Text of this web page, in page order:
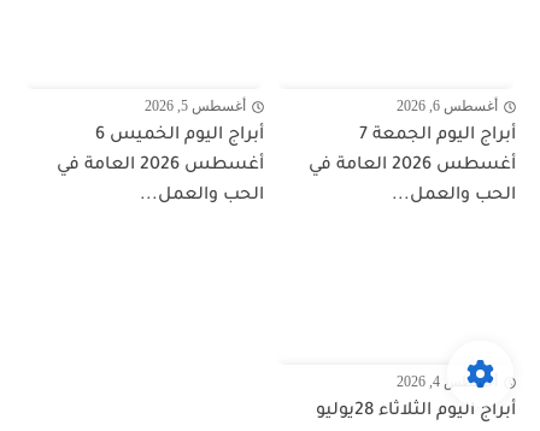
أغسطس 6, 2026
أبراج اليوم الجمعة 7
أغسطس 2026 العامة في
الحب والعمل...
أغسطس 5, 2026
أبراج اليوم الخميس 6
أغسطس 2026 العامة في
الحب والعمل...
أغسطس 4, 2026
أبراج اليوم الثلاثاء 28يوليو